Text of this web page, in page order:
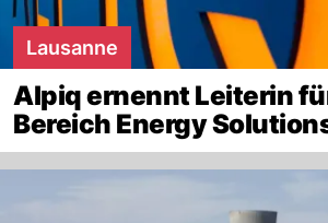
Lausanne
Alpiq ernennt Leiterin
Bereich Energy